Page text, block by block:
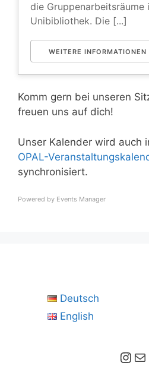
die Gruppenarbeitsräume
Unibibliothek. Die [...]
WEITERE INFORMATIONEN
Komm gern bei unseren
freuen uns auf dich!
Unser Kalender wird auch
OPAL-
synchronisiert.
Powered by Events Manager
Deutsch
English
Instagram E-Mail